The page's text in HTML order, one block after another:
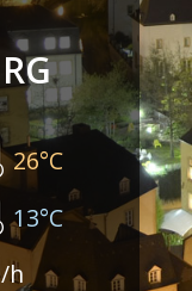
26°C
13°C
h